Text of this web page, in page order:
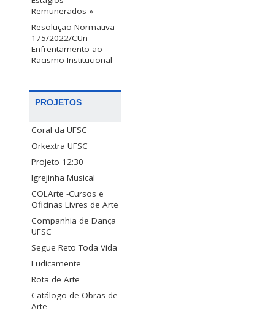
Remunerados »
Resolução Normativa
175/2022/CUn –
Enfrentamento ao
Racismo Institucional
PROJETOS
Coral da UFSC
Orkextra UFSC
Projeto 12:30
Igrejinha Musical
COLArte -Cursos e
Oficinas Livres de Arte
Companhia de Dança
UFSC
Segue Reto Toda Vida
Ludicamente
Rota de Arte
Catálogo de Obras de
Arte